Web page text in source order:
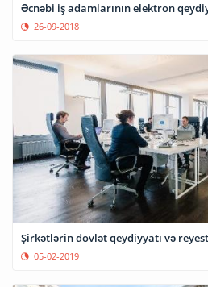
Əcnəbi iş adamlarının elektron
26-09-2018
Şirkətlərin dövlət qeydiyyatı və
05-02-2019